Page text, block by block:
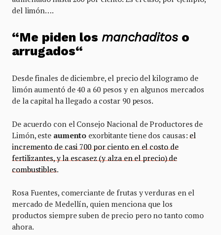
del limón….
“Me piden los manchaditos o
arrugados“
Desde finales de diciembre, el precio del kilogramo de
limón aumentó de 40 a 60 pesos y en algunos mercados
de la capital ha llegado a costar 90 pesos.
De acuerdo con el Consejo Nacional de Productores de
Limón, este aumento exorbitante tiene dos causas: el
incremento de casi 700 por ciento en el costo de
fertilizantes, y la escasez (y alza en el precio) de
combustibles.
Rosa Fuentes, comerciante de frutas y verduras en el
mercado de Medellín, quien menciona que los
productos siempre suben de precio pero no tanto como
ahora.